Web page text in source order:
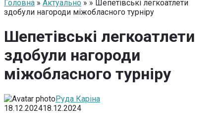
Головна » Актуально » » Шепетівські легкоатлети
здобули нагороди міжобласного турніру
Шепетівські легкоатлети
здобули нагороди
міжобласного турніру
Руда Каріна
18.12.202418.12.2024